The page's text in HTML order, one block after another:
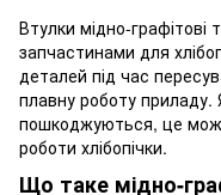
Втулки мідно-графітові
запчастинами для
деталей під час
плавну роботу
пошкоджуються, це
роботи хлібопічки.
Що таке мідно-